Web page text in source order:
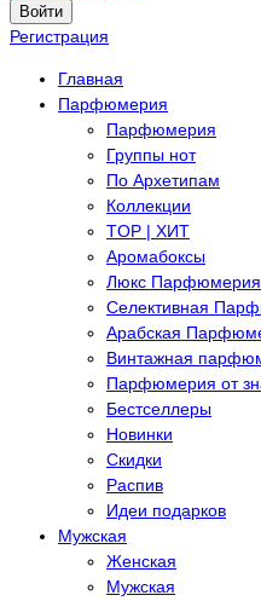
Войти
Регистрация
Главная
Парфюмерия
Парфюмерия
Группы нот
По Архетипам
Коллекции
TOP | ХИТ
Аромабоксы
Люкс Парфюмерия
Селективная
Арабская
Винтажная
Парфюмерия от
Бестселлеры
Новинки
Скидки
Распив
Идеи подарков
Мужская
Женская
Мужская